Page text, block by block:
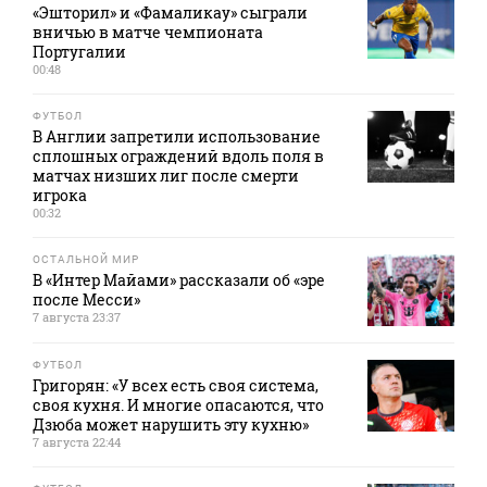
«Эшторил» и «Фамаликау» сыграли
вничью в матче чемпионата
Португалии
00:48
ФУТБОЛ
В Англии запретили использование
сплошных ограждений вдоль поля в
матчах низших лиг после смерти
игрока
00:32
ОСТАЛЬНОЙ МИР
В «Интер Майами» рассказали об «эре
после Месси»
7 августа 23:37
ФУТБОЛ
Григорян: «У всех есть своя система,
своя кухня. И многие опасаются, что
Дзюба может нарушить эту кухню»
7 августа 22:44